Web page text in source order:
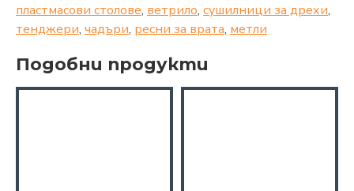
пластмасови столове, ветрило, сушилници за дрехи,
тенджери, чадъри, ресни за врата, метли
Подобни продукти